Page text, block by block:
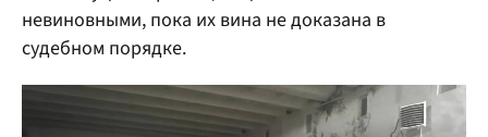
невиновными, пока их вина не доказана в
судебном порядке.